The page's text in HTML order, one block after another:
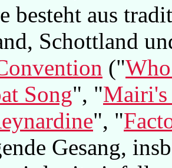
besteht aus
Schottland
("
Song", "Mairi's
", "
Gesang,